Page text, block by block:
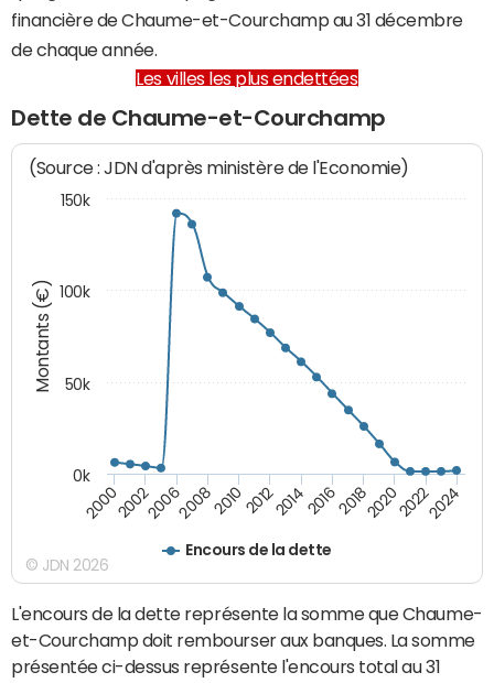
financière de Chaume-et-Courchamp au 31 décembre
de chaque année.
Les villes les plus endettées
Dette de Chaume-et-Courchamp
Montants (€)
(Source : JDN d'après ministère de l'Economie)
Encours de la dette
200020022006200820102012201420162018202020222024
0k
50k
100k
150k
© JDN 2026
L'encours de la dette représente la somme que Chaume-
et-Courchamp doit rembourser aux banques. La somme
présentée ci-dessus représente l'encours total au 31